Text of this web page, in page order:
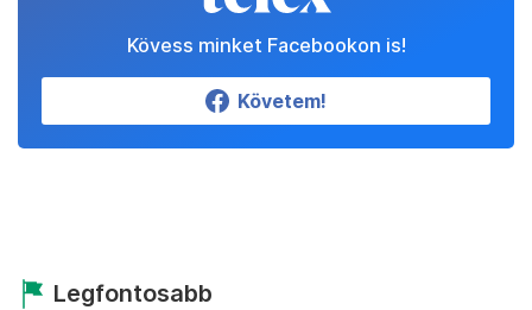
Kövess minket Facebookon is!
Követem!
Legfontosabb